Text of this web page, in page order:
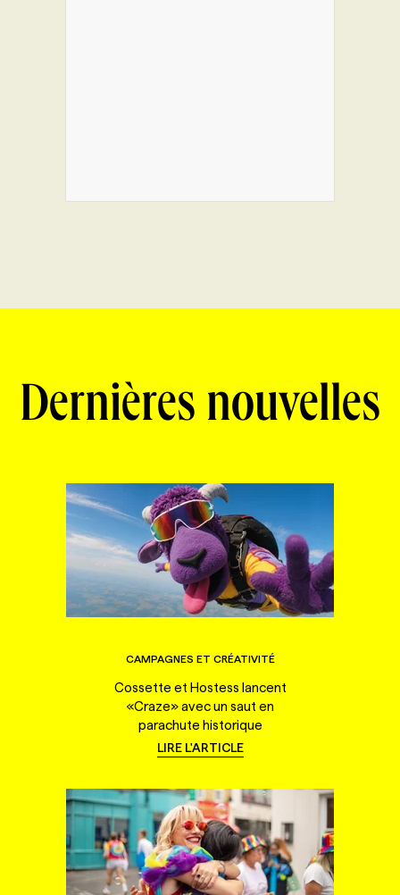
Dernières nouvelles
CAMPAGNES ET CRÉATIVITÉ
Cossette et Hostess lancent
«Craze» avec un saut en
parachute historique
LIRE L'ARTICLE